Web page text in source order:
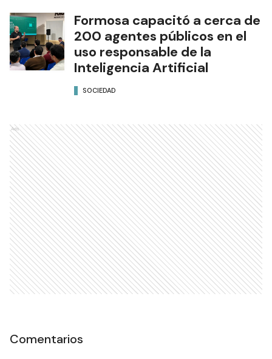
Formosa capacitó a cerca de
200 agentes públicos en el
uso responsable de la
Inteligencia Artificial
SOCIEDAD
Ads
Comentarios